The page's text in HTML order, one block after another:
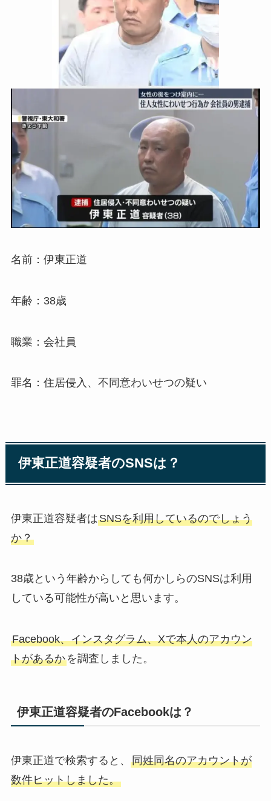
名前：伊東正道
年齢：38歳
職業：会社員
罪名：住居侵入、不同意わいせつの疑い
伊東正道容疑者のSNSは？
伊東正道容疑者はSNSを利用しているのでしょう
か？
38歳という年齢からしても何かしらのSNSは利用
している可能性が高いと思います。
Facebook、インスタグラム、Xで本人のアカウン
トがあるかを調査しました。
伊東正道容疑者のFacebookは？
伊東正道で検索すると、 同姓同名のアカウントが
数件ヒットしました。